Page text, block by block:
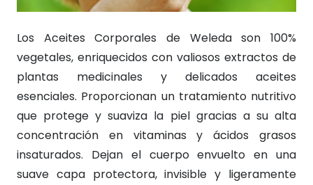
Los Aceites Corporales de Weleda son 100%
vegetales, enriquecidos con valiosos extractos de
plantas medicinales y delicados aceites
esenciales. Proporcionan un tratamiento nutritivo
que protege y suaviza la piel gracias a su alta
concentración en vitaminas y ácidos grasos
insaturados. Dejan el cuerpo envuelto en una
suave capa protectora, invisible y ligeramente